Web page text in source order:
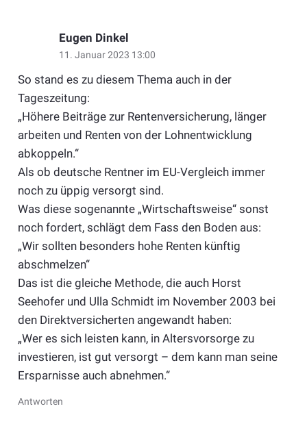
Eugen Dinkel
11. Januar 2023 13:00
So stand es zu diesem Thema auch in der
Tageszeitung:
„Höhere Beiträge zur Rentenversicherung, länger
arbeiten und Renten von der Lohnentwicklung
abkoppeln.“
Als ob deutsche Rentner im EU-Vergleich immer
noch zu üppig versorgt sind.
Was diese sogenannte „Wirtschaftsweise“ sonst
noch fordert, schlägt dem Fass den Boden aus:
„Wir sollten besonders hohe Renten künftig
abschmelzen“
Das ist die gleiche Methode, die auch Horst
Seehofer und Ulla Schmidt im November 2003 bei
den Direktversicherten angewandt haben:
„Wer es sich leisten kann, in Altersvorsorge zu
investieren, ist gut versorgt – dem kann man seine
Ersparnisse auch abnehmen.“
Antworten